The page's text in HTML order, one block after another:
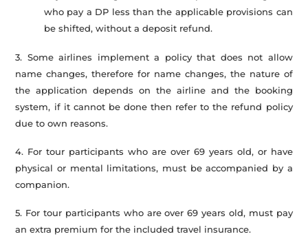
who pay a DP less than the applicable provisions can
be shifted, without a deposit refund.
3. Some airlines implement a policy that does not allow
name changes, therefore for name changes, the nature of
the application depends on the airline and the booking
system, if it cannot be done then refer to the refund policy
due to own reasons.
4. For tour participants who are over 69 years old, or have
physical or mental limitations, must be accompanied by a
companion.
5. For tour participants who are over 69 years old, must pay
an extra premium for the included travel insurance.